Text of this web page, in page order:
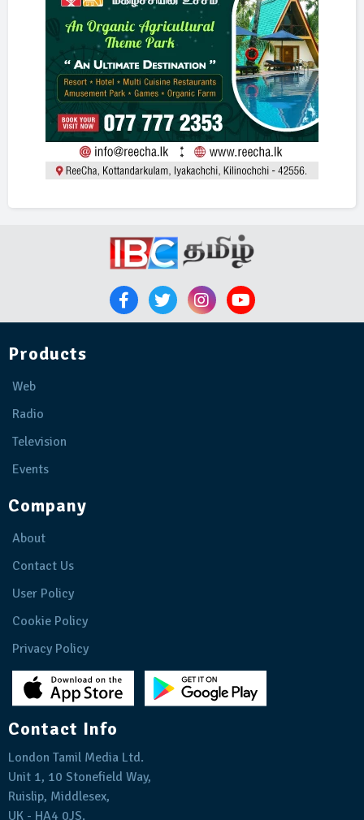
Products
Web
Radio
Television
Events
Company
About
Contact Us
User Policy
Cookie Policy
Privacy Policy
Contact Info
London Tamil Media Ltd.
Unit 1, 10 Stonefield Way,
Ruislip, Middlesex,
UK - HA4 0JS.